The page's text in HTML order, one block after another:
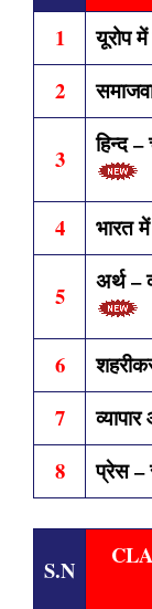
1
यूरोप में
2
3
हिन्द
4 भारत में
5
अर्थ –
6
7
8
प्रेस –
S.N